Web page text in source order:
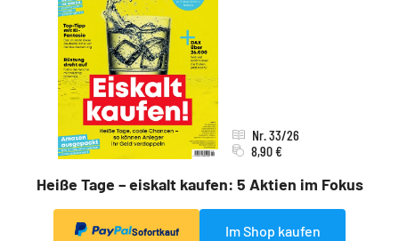
Heiße Tage – eiskalt kaufen: 5 Aktien im Fokus
Nr. 33/26
8,90 €
Sofortkauf Im Shop kaufen